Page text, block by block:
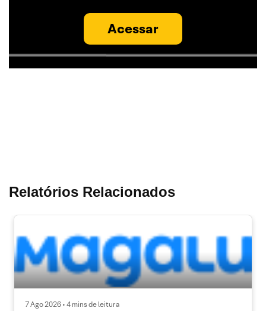
Acessar
Relatórios Relacionados
7 Ago 2026 • 4 mins de leitura